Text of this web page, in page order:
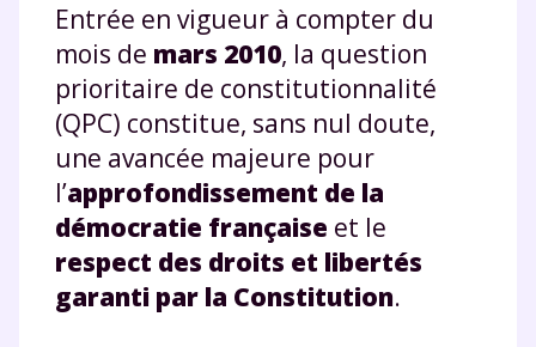
Entrée en vigueur à compter du
mois de mars 2010, la question
prioritaire de constitutionnalité
(QPC) constitue, sans nul doute,
une avancée majeure pour
l’approfondissement de la
démocratie française et le
respect des droits et libertés
garanti par la Constitution.